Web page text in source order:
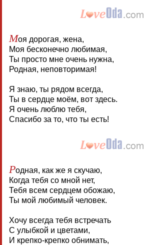
Моя дорогая, жена,
Моя бесконечно любимая,
Ты просто мне очень нужна,
Родная, неповторимая!
Я знаю, ты рядом всегда,
Ты в сердце моём, вот здесь.
Я очень люблю тебя,
Спасибо за то, что ты есть!
Родная, как же я скучаю,
Когда тебя со мной нет,
Тебя всем сердцем обожаю,
Ты мой любимый человек.
Хочу всегда тебя встречать
С улыбкой и цветами,
И крепко-крепко обнимать,